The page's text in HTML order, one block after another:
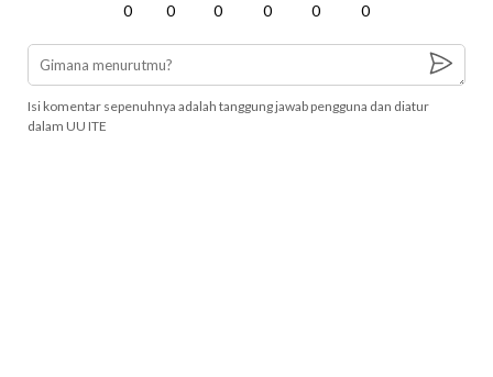
0 0 0 0 0 0
Isi komentar sepenuhnya adalah tanggung jawab pengguna dan diatur
dalam UU ITE